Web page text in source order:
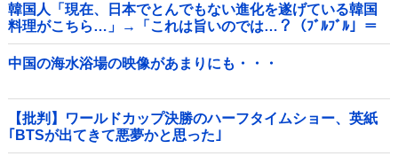
韓国人「現在、日本でとんでもない進化を遂げている韓国
料理がこちら…」→「これは旨いのでは…？（ﾌﾞﾙﾌﾞﾙ」＝
韓国の反応
中国の海水浴場の映像があまりにも・・・
【批判】ワールドカップ決勝のハーフタイムショー、英紙
｢BTSが出てきて悪夢かと思った｣